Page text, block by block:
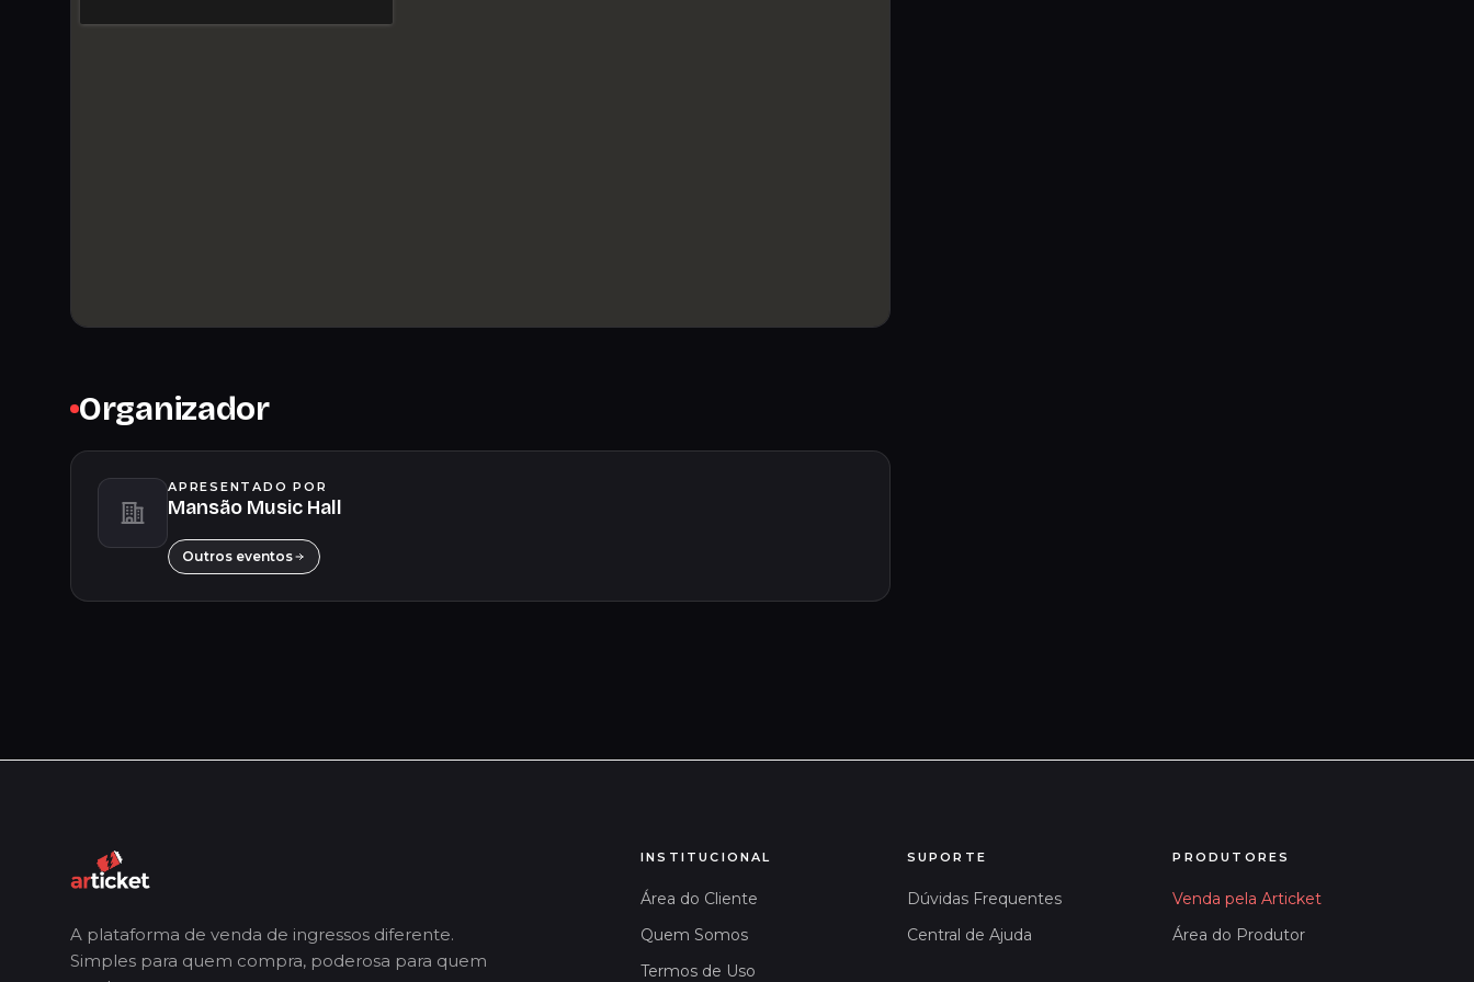
Organizador
APRESENTADO POR
Mansão Music Hall
Outros eventos
A plataforma de venda de ingressos diferente.
Simples para quem compra, poderosa para quem
INSTITUCIONAL
Área do Cliente
Quem Somos
Termos de Uso
SUPORTE
Dúvidas Frequentes
Central de Ajuda
PRODUTORES
Venda pela Articket
Área do Produtor